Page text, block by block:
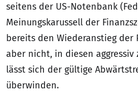
seitens der US-Notenbank
Meinungskarussell der
bereits den Wiederanstieg der
aber nicht, in diesen aggressiv
lässt sich der gültige
überwinden.